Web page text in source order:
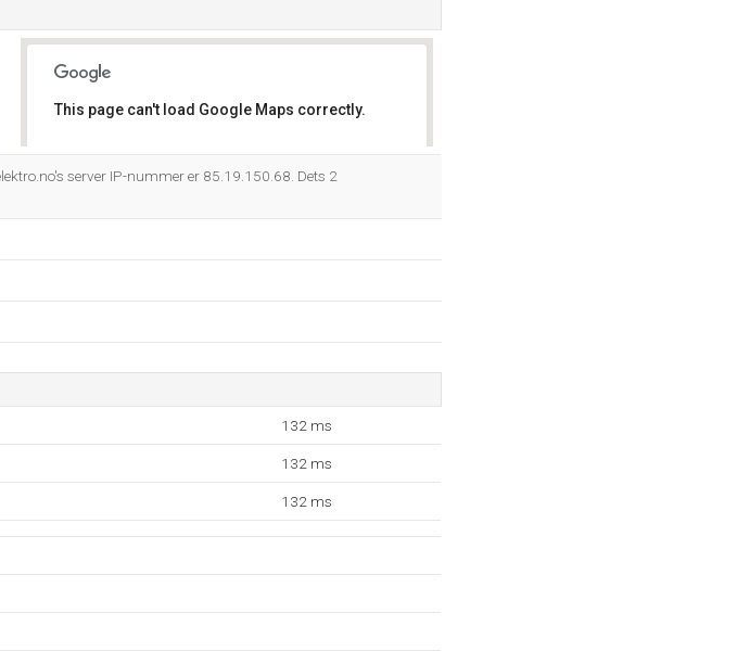
This page can't load Google Maps correctly.
server IP-nummer er 85.19.150.68. Dets 2
132 ms
132 ms
132 ms